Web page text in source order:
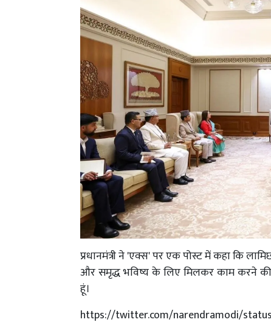
प्रधानमंत्री ने 'एक्स' पर एक पोस्ट में कहा कि
और समृद्ध भविष्य के लिए मिलकर काम करने
हूं।
https://twitter.com/narendramodi/status/